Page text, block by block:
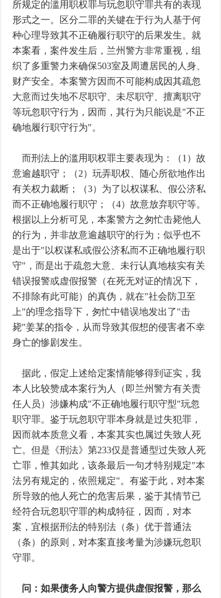
所规定的滥用职权罪与玩忽职守罪共有的表现
形式之一。区分二罪的关键在于行为人基于何
种心理导致其不正确履行职守的后果发生。就
本案看，案件发生后，兰州警方非常重视，组
织了多重警力来确保503室及周遭居民的人身、
财产安全。本案警方因而不可能构成因其疏忽
大意而过失地不尽职守、未尽职守、擅离职守
等玩忽职守行为，因而，其行为只能说是"不正
确地履行职守行为"。
而刑法上的滥用职权罪主要表现为：（1）故
意逾越职守；（2）玩弄职权、随心所欲地作出
有关权力裁断；（3）为了以权谋私、假公济私
而不正确地履行职守；（4）故意放弃职守等。
根据以上分析可见，本案警方之匆忙击毙他人
的行为，并非故意逾越职守的行为；似乎也不
是出于"以权谋私或假公济私而不正确地履行职
守"，而是出于疏忽大意、未行认真地核实有关
错误报警或虚假报警（在死无对证的情况下，
不排除有此可能）的真伪，就在"社会防卫至
上"的理念指导下，匆忙中错误地发出了"击
毙"姜某的指令，从而导致其假想的侵害者不幸
身亡的惨剧发生。
据此，假定上述给定案情能够得到证实，我
本人比较赞成本案行为人（即兰州警方有关责
任人员）涉嫌构成"不正确地履行职守型"玩忽
职守罪。鉴于玩忽职守罪本身就是过失犯罪，
因而就本质意义看，本案其实也属过失致人死
亡。但是《刑法》第233仅是普通型过失致人死
亡罪，惟其如此，该条最后一句才特别规定"本
法另有规定的，依照规定"。有鉴于此，对本案
所导致的他人死亡的危害后果，鉴于其情节已
经符合玩忽职守罪的构成特征，因而，对本
案，宜根据刑法的特别法（条）优于普通法
（条）的原则，对本案直接考量为涉嫌玩忽职
守罪。
问：如果债务人向警方提供虚假报警，那么